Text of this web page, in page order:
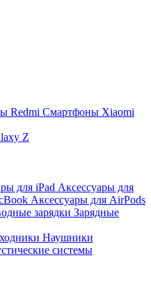
Redmi Смартфоны Xiaomi
Z
для iPad Аксессуары для
Аксессуары для AirPods
зарядки Зарядные
Наушники
системы